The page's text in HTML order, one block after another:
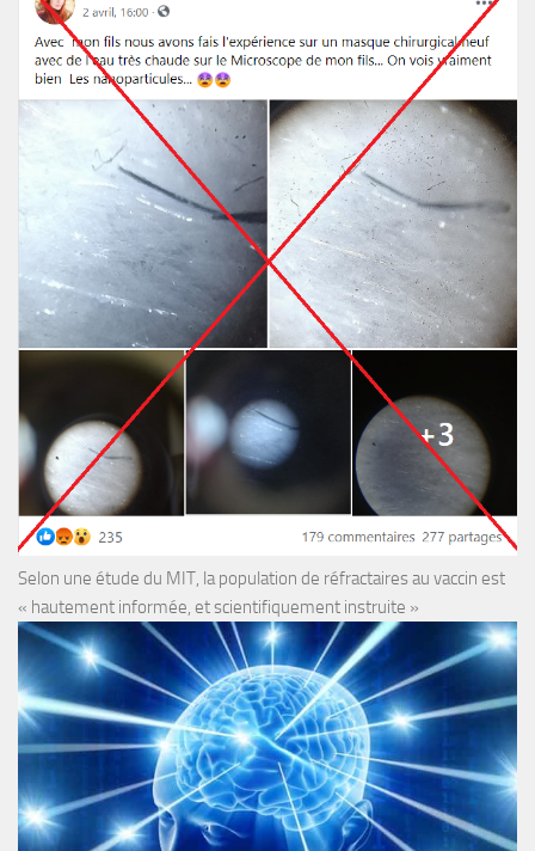
Selon une étude du MIT, la population de réfractaires au vaccin est
« hautement informée, et scientifiquement instruite »